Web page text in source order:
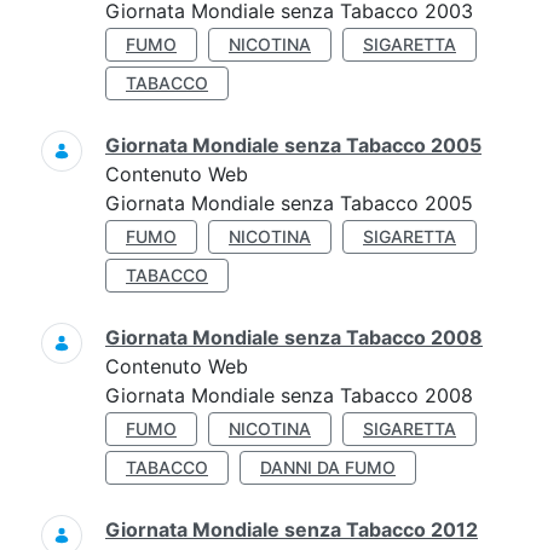
Giornata Mondiale senza Tabacco 2003
FUMO NICOTINA
SIGARETTA
TABACCO
Giornata Mondiale senza Tabacco 2005
Contenuto Web
Giornata Mondiale senza Tabacco 2005
FUMO NICOTINA
SIGARETTA
TABACCO
Giornata Mondiale senza Tabacco 2008
Contenuto Web
Giornata Mondiale senza Tabacco 2008
FUMO NICOTINA
SIGARETTA
TABACCO
DANNI DA FUMO
Giornata Mondiale senza Tabacco 2012